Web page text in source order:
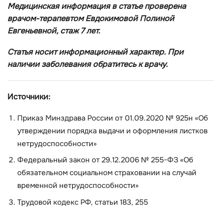
Медицинская информация в статье проверена
врачом-терапевтом Евдокимовой Полиной
Евгеньевной, стаж 7 лет.
Статья носит информационный характер. При
наличии заболевания обратитесь к врачу.
Источники:
Приказ Минздрава России от 01.09.2020 № 925н «Об
утверждении порядка выдачи и оформления листков
нетрудоспособности»
Федеральный закон от 29.12.2006 № 255-ФЗ «Об
обязательном социальном страховании на случай
временной нетрудоспособности»
Трудовой кодекс РФ, статьи 183, 255